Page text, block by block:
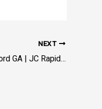
NEXT
Towing Service Buford GA | JC Rapid Towing – Hall/Gwinnett